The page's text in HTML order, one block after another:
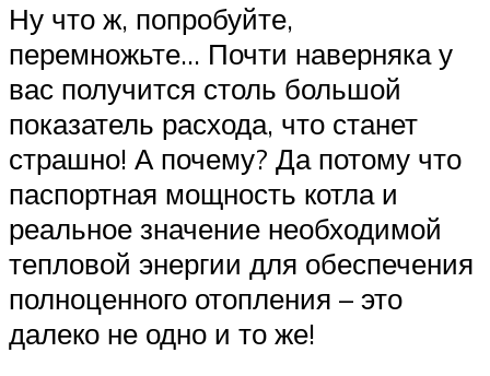
Ну что ж, попробуйте,
перемножьте… Почти наверняка у
вас получится столь большой
показатель расхода, что станет
страшно! А почему? Да потому что
паспортная мощность котла и
реальное значение необходимой
тепловой энергии для обеспечения
полноценного отопления – это
далеко не одно и то же!